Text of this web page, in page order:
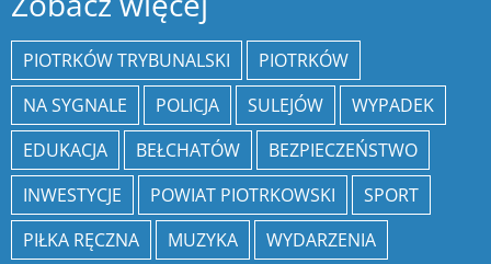
PIOTRKÓW TRYBUNALSKI
PIOTRKÓW
NA SYGNALE
POLICJA SULEJÓW
WYPADEK
EDUKACJA
BEŁCHATÓW
BEZPIECZEŃSTWO
INWESTYCJE
POWIAT PIOTRKOWSKI
SPORT
PIŁKA RĘCZNA
MUZYKA
WYDARZENIA